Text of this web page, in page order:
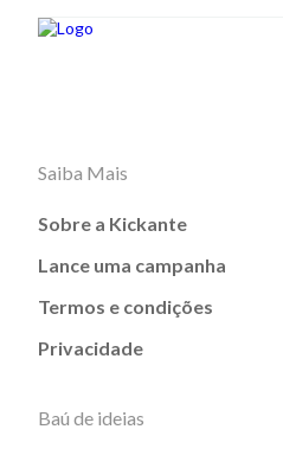
Saiba Mais
Sobre a Kickante
Lance uma campanha
Termos e condições
Privacidade
Baú de ideias